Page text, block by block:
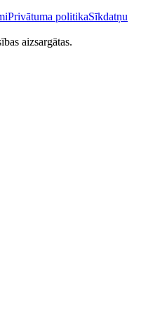
Privātuma politikaSīkdatņu
aizsargātas.